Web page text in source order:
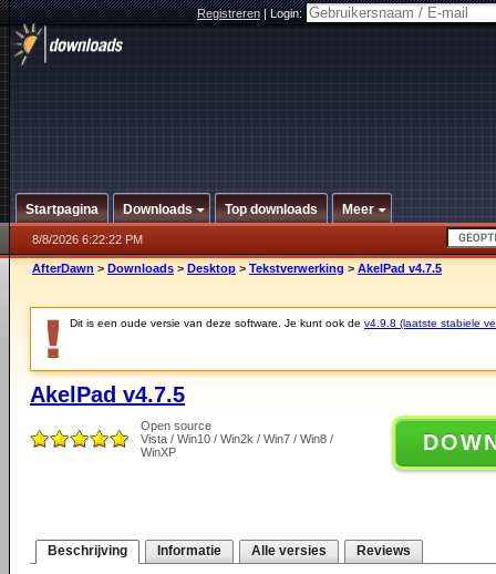
Registreren|Login:
Startpagina Downloads Top downloads Meer
8/8/2026 6:22:22 PM
AfterDawn > Downloads > Desktop > Tekstverwerking > AkelPad v4.7.5
Dit is een oude versie van deze software. Je kunt ook de v4.9.8 (laatste stabiele
AkelPad v4.7.5
Open source
Vista / Win10 / Win2k / Win7 / Win8 /
WinXP
Beschrijving Informatie Alle versies Reviews